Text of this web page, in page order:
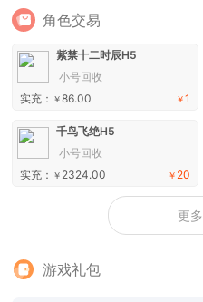
角色交易
紫禁十二时辰H5
小号回收
￥1
实充： ￥86.00
千鸟飞绝H5
小号回收
￥ 20
实充： ￥ 2324.00
更
游戏礼包